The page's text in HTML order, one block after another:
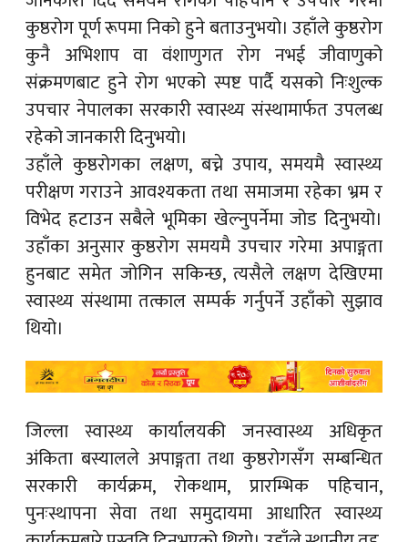
कुष्ठरोग पूर्ण रूपमा निको हुने बताउनुभयो। उहाँले कुष्ठरोग
कुनै अभिशाप वा वंशाणुगत रोग नभई जीवाणुको
संक्रमणबाट हुने रोग भएको स्पष्ट पार्दै यसको निःशुल्क
उपचार नेपालका सरकारी स्वास्थ्य संस्थामार्फत उपलब्ध
रहेको जानकारी दिनुभयो।
उहाँले कुष्ठरोगका लक्षण, बच्ने उपाय, समयमै स्वास्थ्य
परीक्षण गराउने आवश्यकता तथा समाजमा रहेका भ्रम र
विभेद हटाउन सबैले भूमिका खेल्नुपर्नेमा जोड दिनुभयो।
उहाँका अनुसार कुष्ठरोग समयमै उपचार गरेमा अपाङ्गता
हुनबाट समेत जोगिन सकिन्छ, त्यसैले लक्षण देखिएमा
स्वास्थ्य संस्थामा तत्काल सम्पर्क गर्नुपर्ने उहाँको सुझाव
थियो।
जिल्ला स्वास्थ्य कार्यालयकी जनस्वास्थ्य अधिकृत
अंकिता बस्यालले अपाङ्गता तथा कुष्ठरोगसँग सम्बन्धित
सरकारी कार्यक्रम, रोकथाम, प्रारम्भिक पहिचान,
पुनःस्थापना सेवा तथा समुदायमा आधारित स्वास्थ्य